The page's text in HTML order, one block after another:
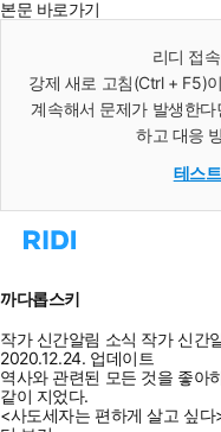
본문 바로가기
리디 접
강제 새로 고침(Ctrl + F5)
계속해서 문제가 발생한
하고 대응
테스
리
으
로
이
동
까다롭스키
작가 신간알림 소식 작가 신간
2020.12.24. 업데이트
역사와 관련된 모든 것을 좋아
같이 지었다.
<사도세자는 편하게 살고 싶다